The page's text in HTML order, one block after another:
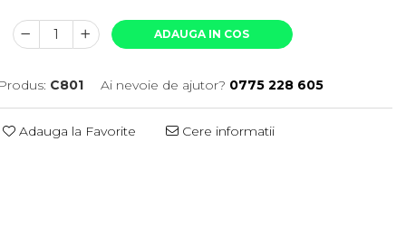
ADAUGA IN COS
C801 Ai nevoie de ajutor? 0775 228 605
Adauga la Favorite Cere informatii